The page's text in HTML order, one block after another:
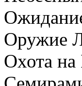
Оружие
Охота на